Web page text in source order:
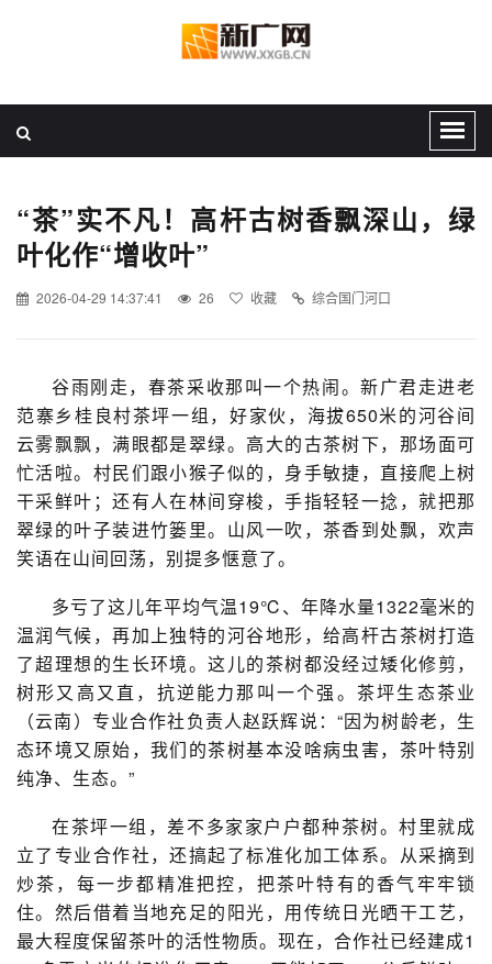
“茶”实不凡！高杆古树香飘深山，绿
叶化作“增收叶”
2026-04-29 14:37:41 26 收藏 综合国门河口
谷雨刚走，春茶采收那叫一个热闹。新广君走进老
范寨乡桂良村茶坪一组，好家伙，海拔650米的河谷间
云雾飘飘，满眼都是翠绿。高大的古茶树下，那场面可
忙活啦。村民们跟小猴子似的，身手敏捷，直接爬上树
干采鲜叶；还有人在林间穿梭，手指轻轻一捻，就把那
翠绿的叶子装进竹篓里。山风一吹，茶香到处飘，欢声
笑语在山间回荡，别提多惬意了。
多亏了这儿年平均气温19℃、年降水量1322毫米的
温润气候，再加上独特的河谷地形，给高杆古茶树打造
了超理想的生长环境。这儿的茶树都没经过矮化修剪，
树形又高又直，抗逆能力那叫一个强。茶坪生态茶业
（云南）专业合作社负责人赵跃辉说：“因为树龄老，生
态环境又原始，我们的茶树基本没啥病虫害，茶叶特别
纯净、生态。”
在茶坪一组，差不多家家户户都种茶树。村里就成
立了专业合作社，还搞起了标准化加工体系。从采摘到
炒茶，每一步都精准把控，把茶叶特有的香气牢牢锁
住。然后借着当地充足的阳光，用传统日光晒干工艺，
最大程度保留茶叶的活性物质。现在，合作社已经建成1